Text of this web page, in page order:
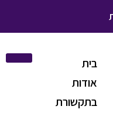
בית
אודות
בתקשורת